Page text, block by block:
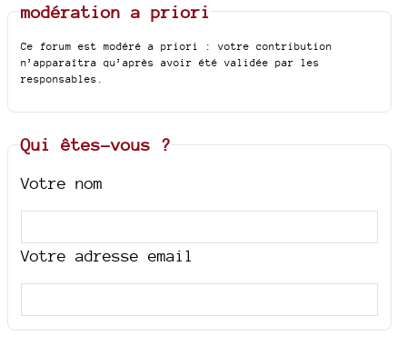
modération a priori
Ce forum est modéré a priori : votre contribution
n’apparaîtra qu’après avoir été validée par les
responsables.
Qui êtes-vous ?
Votre nom
Votre adresse email